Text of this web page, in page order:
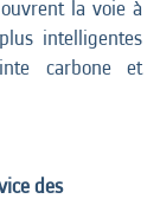
la voie à
intelligentes
carbone et
des